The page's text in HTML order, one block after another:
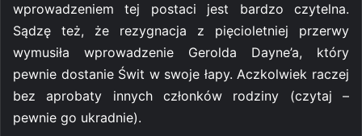
wprowadzeniem tej postaci jest bardzo czytelna.
Sądzę też, że rezygnacja z pięcioletniej przerwy
wymusiła wprowadzenie Gerolda Dayne’a, który
pewnie dostanie Świt w swoje łapy. Aczkolwiek raczej
bez aprobaty innych członków rodziny (czytaj –
pewnie go ukradnie).